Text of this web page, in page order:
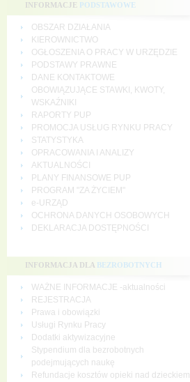
INFORMACJE PODSTAWOWE
OBSZAR DZIAŁANIA
KIEROWNICTWO
OGŁOSZENIA O PRACY W URZĘDZIE
PODSTAWY PRAWNE
DANE KONTAKTOWE
OBOWIĄZUJĄCE STAWKI, KWOTY,
WSKAŹNIKI
RAPORTY PUP
PROMOCJA USŁUG RYNKU PRACY
STATYSTYKA
OPRACOWANIA I ANALIZY
AKTUALNOŚCI
PLANY FINANSOWE PUP
PROGRAM "ZA ŻYCIEM"
e-URZĄD
OCHRONA DANYCH OSOBOWYCH
DEKLARACJA DOSTĘPNOŚCI
INFORMACJA DLA BEZROBOTNYCH
WAŻNE INFORMACJE -aktualności
REJESTRACJA
Prawa i obowiązki
Usługi Rynku Pracy
Dodatki aktywizacyjne
Stypendium dla bezrobotnych
podejmujących naukę
Refundacje kosztów opieki nad dzieckiem